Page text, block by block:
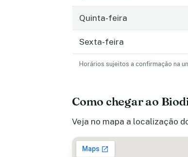
Quinta-feira
Sexta-feira
Horários sujeitos a confirmação na
Como chegar ao
Veja no mapa a localização